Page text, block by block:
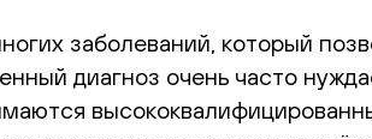
заболеваний, который
диагноз очень часто